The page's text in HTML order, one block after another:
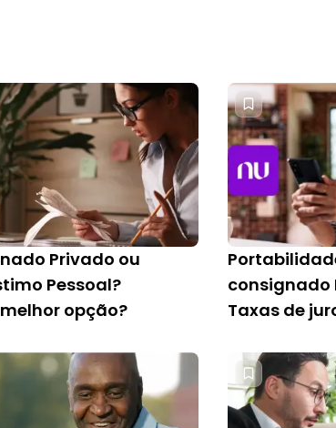
Privado ou
Pessoal?
opção?
consignado
Taxas de